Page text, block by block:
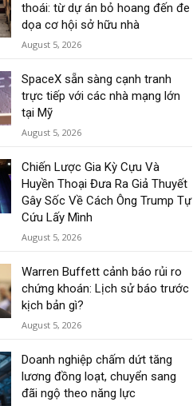
thoái: từ dự án bỏ hoang đến đe
dọa cơ hội sở hữu nhà
August 5, 2026
SpaceX sẵn sàng cạnh tranh
trực tiếp với các nhà mạng lớn
tại Mỹ
August 5, 2026
Chiến Lược Gia Kỳ Cựu Và
Huyền Thoại Đưa Ra Giả Thuyết
Gây Sốc Về Cách Ông Trump Tự
Cứu Lấy Mình
August 5, 2026
Warren Buffett cảnh báo rủi ro
chứng khoán: Lịch sử báo trước
kịch bản gì?
August 5, 2026
Doanh nghiệp chấm dứt tăng
lương đồng loạt, chuyển sang
đãi ngộ theo năng lực